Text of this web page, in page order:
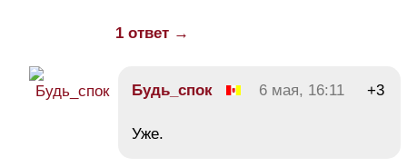
1 ответ →
Будь_спок 6 мая, 16:11 +3
Уже.